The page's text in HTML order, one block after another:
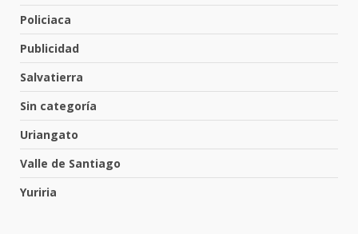
Policiaca
Publicidad
Salvatierra
Sin categoría
Uriangato
Valle de Santiago
Yuriria
7
7 de agosto de 2026
1
Hallazgo de restos humanos en
Santiago
La fiscalía de Guanajuato